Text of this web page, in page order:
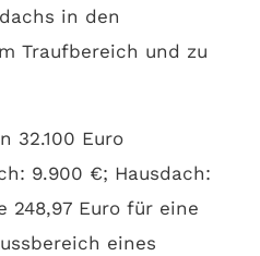
in den
Traufbereich und zu
32.100 Euro
9.900 €; Hausdach:
248,97 Euro für eine
eines